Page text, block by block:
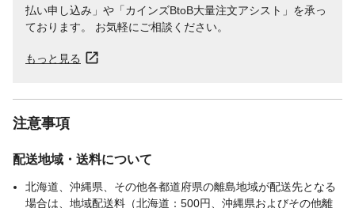
払い申し込み」や「カインズBtoB大量注文アシスト」を承っ
ております。 お気軽にご相談ください。
もっと見る
注意事項
配送地域・送料について
北海道、沖縄県、その他各都道府県の離島地域が配送先となる
場合は、地域配送料（北海道：500円、沖縄県およびその他離